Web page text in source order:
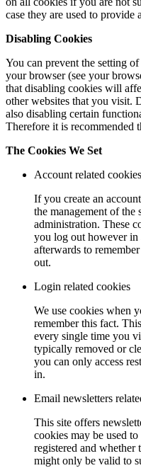
case they are used to provide
Disabling Cookies
You can prevent the setting
your browser (see your
that disabling cookies will
other websites that you visit.
also disabling certain
Therefore it is recommended
The Cookies We Set
Account related cookies
If you create an
the management of the
administration. These
you log out however in
afterwards to
out.
Login related cookies
We use cookies when
remember this fact.
every single time you
typically removed or
you can only access
in.
Email newsletters
This site offers
cookies may be used
registered and
might only be valid to